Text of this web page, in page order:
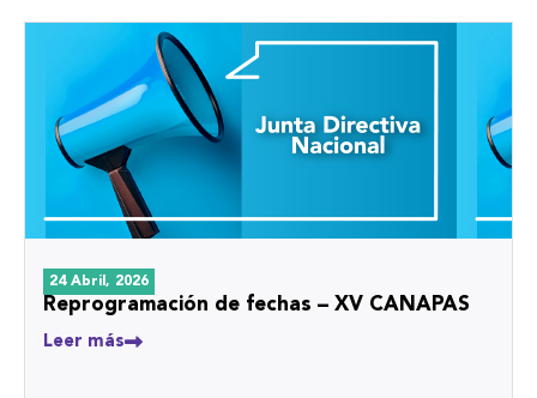
24 Abril, 2026
Reprogramación de fechas – XV CANAPAS
Leer más